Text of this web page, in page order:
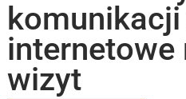
internetowe
wizyt